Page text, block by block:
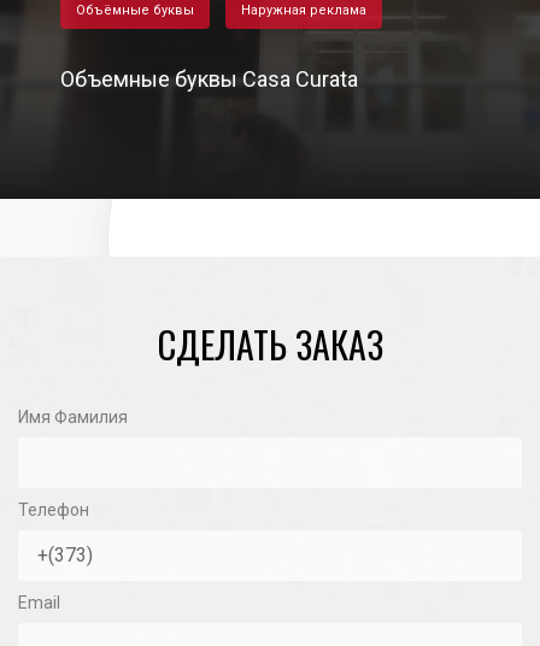
Объёмные буквы Наружная реклама
Объемные буквы Casa Curata
СДЕЛАТЬ ЗАКАЗ
Имя Фамилия
Телефон
Email